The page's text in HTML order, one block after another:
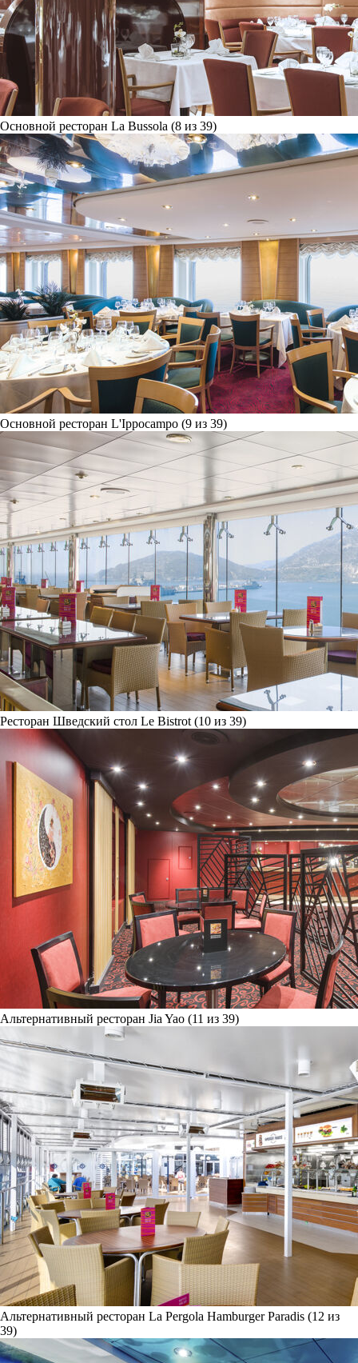
Основной ресторан La Bussola (8 из 39)
Основной ресторан L'Ippocampo (9 из 39)
Ресторан Шведский стол Le Bistrot (10 из 39)
Альтернативный ресторан Jia Yao (11 из 39)
Альтернативный ресторан La Pergola Hamburger Paradis (12 из
39)